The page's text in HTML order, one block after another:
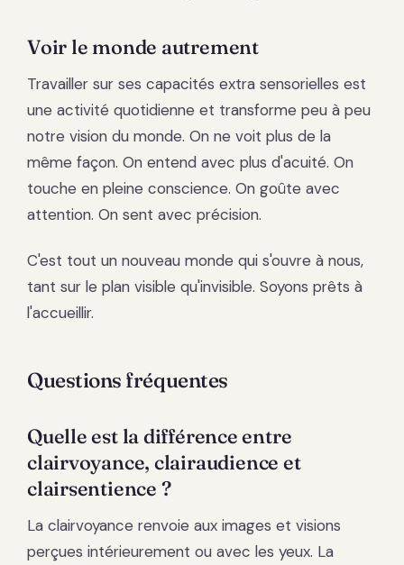
Voir le monde autrement
Travailler sur ses capacités extra sensorielles est
une activité quotidienne et transforme peu à peu
notre vision du monde. On ne voit plus de la
même façon. On entend avec plus d'acuité. On
touche en pleine conscience. On goûte avec
attention. On sent avec précision.
C'est tout un nouveau monde qui s'ouvre à nous,
tant sur le plan visible qu'invisible. Soyons prêts à
l'accueillir.
Questions fréquentes
Quelle est la différence entre
clairvoyance, clairaudience et
clairsentience ?
La clairvoyance renvoie aux images et visions
perçues intérieurement ou avec les yeux. La